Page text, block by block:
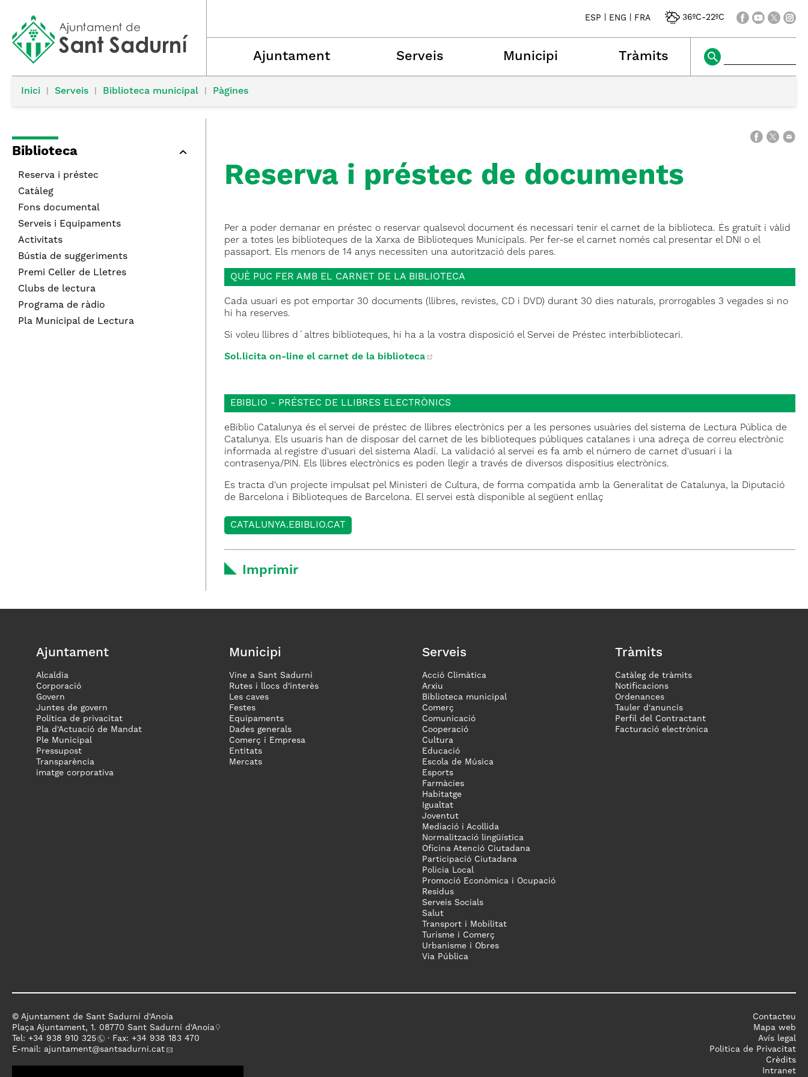
ESP ENG FRA 36ºC-22ºC
Ajuntament Serveis Municipi Tràmits
Inici Serveis Biblioteca municipal Pàgines
Biblioteca
Reserva i préstec
Catàleg
Fons documental
Serveis i Equipaments
Activitats
Bústia de suggeriments
Premi Celler de Lletres
Clubs de lectura
Programa de ràdio
Pla Municipal de Lectura
Reserva i préstec de documents
Per a poder demanar en préstec o reservar qualsevol document és necessari tenir el carnet de la biblioteca. És gratuït i vàlid
per a totes les biblioteques de la Xarxa de Biblioteques Municipals. Per fer-se el carnet només cal presentar el DNI o el
passaport. Els menors de 14 anys necessiten una autorització dels pares.
QUÈ PUC FER AMB EL CARNET DE LA BIBLIOTECA
Cada usuari es pot emportar 30 documents (llibres, revistes, CD i DVD) durant 30 dies naturals, prorrogables 3 vegades si no
hi ha reserves.
Si voleu llibres d´altres biblioteques, hi ha a la vostra disposició el Servei de Préstec interbibliotecari.
Sol.licita on-line el carnet de la biblioteca
EBIBLIO - PRÉSTEC DE LLIBRES ELECTRÒNICS
eBiblio Catalunya és el servei de préstec de llibres electrònics per a les persones usuàries del sistema de Lectura Pública de
Catalunya. Els usuaris han de disposar del carnet de les biblioteques públiques catalanes i una adreça de correu electrònic
informada al registre d'usuari del sistema Aladí. La validació al servei es fa amb el número de carnet d'usuari i la
contrasenya/PIN. Els llibres electrònics es poden llegir a través de diversos dispositius electrònics.
Es tracta d'un projecte impulsat pel Ministeri de Cultura, de forma compatida amb la Generalitat de Catalunya, la Diputació
de Barcelona i Biblioteques de Barcelona. El servei està disponible al següent enllaç
CATALUNYA.EBIBLIO.CAT
Imprimir
Ajuntament
Alcaldia
Corporació
Govern
Juntes de govern
Política de privacitat
Pla d'Actuació de Mandat
Ple Municipal
Pressupost
Transparència
imatge corporativa
Municipi
Vine a Sant Sadurní
Rutes i llocs d'interès
Les caves
Festes
Equipaments
Dades generals
Comerç i Empresa
Entitats
Mercats
Serveis
Acció Climàtica
Arxiu
Biblioteca municipal
Comerç
Comunicació
Cooperació
Cultura
Educació
Escola de Música
Esports
Farmàcies
Habitatge
Igualtat
Joventut
Mediació i Acollida
Normalització lingüística
Oficina Atenció Ciutadana
Participació Ciutadana
Policia Local
Promoció Econòmica i Ocupació
Residus
Serveis Socials
Salut
Transport i Mobilitat
Turisme i Comerç
Urbanisme i Obres
Via Pública
Tràmits
Catàleg de tràmits
Notificacions
Ordenances
Tauler d'anuncis
Perfil del Contractant
Facturació electrònica
© Ajuntament de Sant Sadurní d'Anoia
Plaça Ajuntament, 1. 08770 Sant Sadurní d'Anoia
Tel: +34 938 910 325
· Fax: +34 938 183 470
E-mail: ajuntament@santsadurni.cat
Contacteu
Mapa web
Avís legal
Politica de Privacitat
Crèdits
Intranet